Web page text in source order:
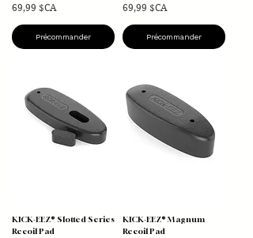
Prix
69,99 $CA
Précommander
Prix
69,99 $CA
Précommander
KICK-EEZ® Slotted Series
Recoil Pad
KICK-EEZ® Magnum
Recoil Pad